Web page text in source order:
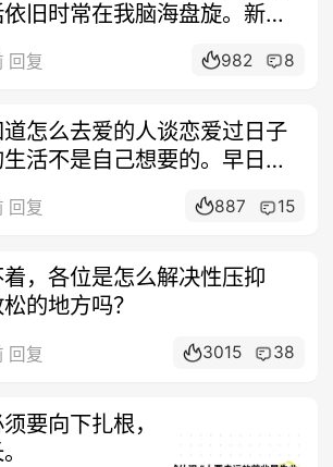
旧时常在我脑海盘旋。新婚
回复 982 8
怎么去爱的人谈恋爱过日子
活不是自己想要的。早日脱
回复 887 15
，各位是怎么解决性压抑
的地方吗？
回复 3015 38
要向下扎根，